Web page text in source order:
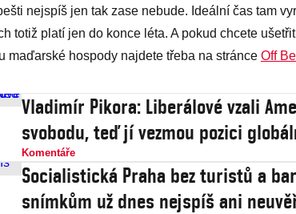
nejspíš jen tak zase nebude. Ideální čas tam
totiž platí jen do konce léta. A pokud chcete
maďarské hospody najdete třeba na stránce Off
Vladimír Pikora: Liberálové vzali
svobodu, teď jí vezmou pozici
Komentáře
Socialistická Praha bez turistů a
snímkům už dnes nejspíš ani